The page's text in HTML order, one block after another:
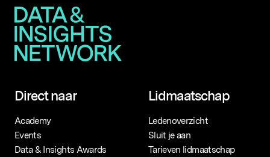
Direct naar
Academy
Events
Data & Insights Awards
Lidmaatschap
Ledenoverzicht
Sluit je aan
Tarieven lidmaatschap